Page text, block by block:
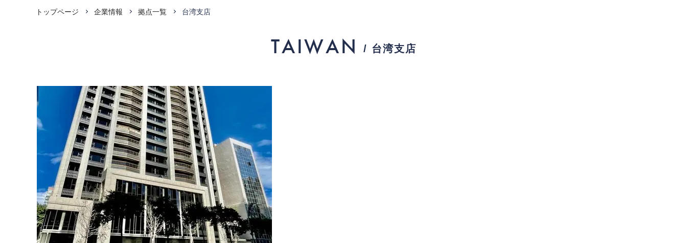
トップページ 企業情報 拠点一覧 台湾支店
TAIWAN / 台湾支店